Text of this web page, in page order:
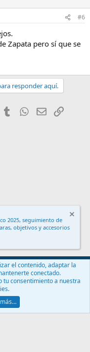
#6
Zapata pero sí que se
responder aquí.
Tumblr WhatsApp
EmailEnlace
privacidad
Ayuda
Ltd.
2025, seguimiento de
objetivos y accesorios
el contenido, adaptar la
conectado.
tu consentimiento a nuestra